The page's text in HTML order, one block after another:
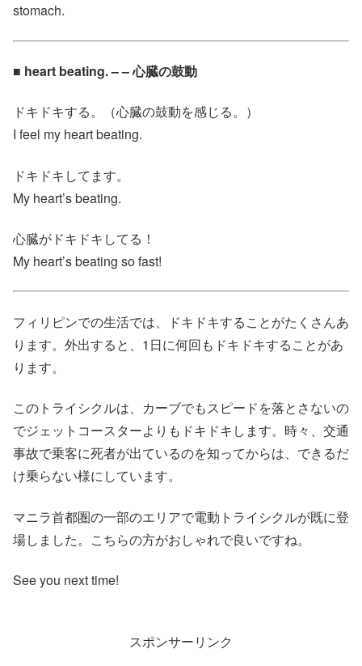
stomach.
■ heart beating. – – 心臓の鼓動
ドキドキする。（心臓の鼓動を感じる。）
I feel my heart beating.
ドキドキしてます。
My heart’s beating.
心臓がドキドキしてる！
My heart’s beating so fast!
フィリピンでの生活では、ドキドキすることがたくさんあ
ります。外出すると、1日に何回もドキドキすることがあ
ります。
このトライシクルは、カーブでもスピードを落とさないの
でジェットコースターよりもドキドキします。時々、交通
事故で乗客に死者が出ているのを知ってからは、できるだ
け乗らない様にしています。
マニラ首都圏の一部のエリアで電動トライシクルが既に登
場しました。こちらの方がおしゃれで良いですね。
See you next time!
スポンサーリンク